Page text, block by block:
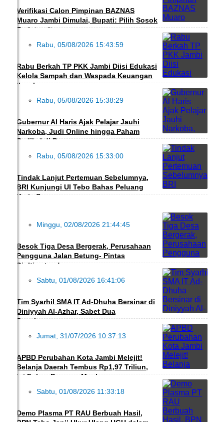
Verifikasi Calon Pimpinan BAZNAS
Muaro Jambi Dimulai, Bupati: Pilih Sosok
Berintegritas
PEDULI
Rabu, 05/08/2026 15:43:59
Rabu Berkah TP PKK Jambi Diisi Edukasi
Kelola Sampah dan Waspada Keuangan
Ilegal
DAERAH
Rabu, 05/08/2026 15:38:29
Gubernur Al Haris Ajak Pelajar Jauhi
Narkoba, Judi Online hingga Paham
Radikal di Bungo
ADVERTORIAL
Rabu, 05/08/2026 15:33:00
Tindak Lanjut Pertemuan Sebelumnya,
BRI Kunjungi UI Tebo Bahas Peluang
Kerja Sama
DAERAH
Minggu, 02/08/2026 21:44:45
Besok Tiga Desa Bergerak, Perusahaan
Pengguna Jalan Betung- Pintas
Diultimatum!
PENDIDIKAN
Sabtu, 01/08/2026 16:41:06
Tim Syarhil SMA IT Ad-Dhuha Bersinar di
Diniyyah Al-Azhar, Sabet Dua
Penghargaan
DAERAH
Jumat, 31/07/2026 10:37:13
APBD Perubahan Kota Jambi Melejit!
Belanja Daerah Tembus Rp1,97 Triliun,
Ini Fokus Program Maulana
DAERAH
Sabtu, 01/08/2026 11:33:18
Demo Plasma PT RAU Berbuah Hasil,